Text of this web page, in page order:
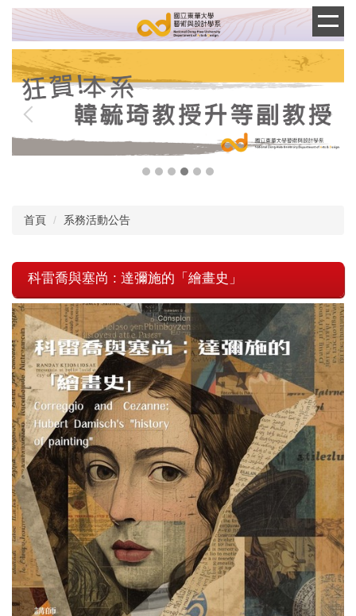
跳
到
主
內
首頁 系務活動公告
科雷喬與塞尚 : 達彌施的「繪畫史」